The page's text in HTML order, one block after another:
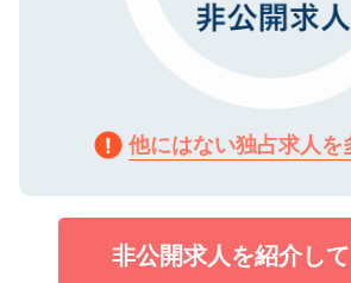
他にはない独占求人を
非公開求人を紹介し